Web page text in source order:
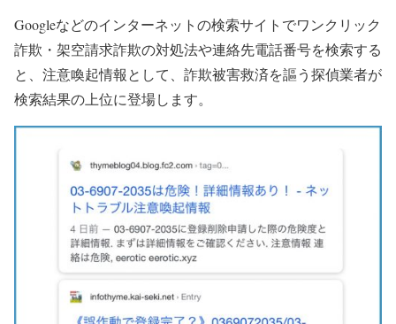
Googleなどのインターネットの検索サイトでワンクリック
詐欺・架空請求詐欺の対処法や連絡先電話番号を検索する
と、注意喚起情報として、詐欺被害救済を謳う探偵業者が
検索結果の上位に登場します。